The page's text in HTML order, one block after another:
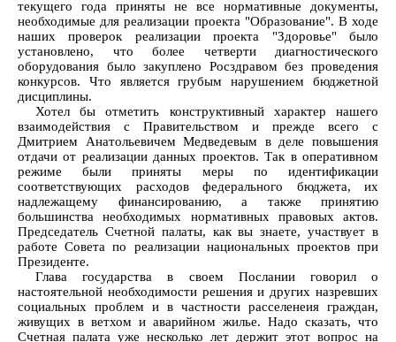
текущего года приняты не все нормативные документы,
необходимые для реализации проекта "Образование". В ходе
наших проверок реализации проекта "Здоровье" было
установлено, что более четверти диагностического
оборудования было закуплено Росздравом без проведения
конкурсов. Что является грубым нарушением бюджетной
дисциплины.
Хотел бы отметить конструктивный характер нашего
взаимодействия с Правительством и прежде всего с
Дмитрием Анатольевичем Медведевым в деле повышения
отдачи от реализации данных проектов. Так в оперативном
режиме были приняты меры по идентификации
соответствующих расходов федерального бюджета, их
надлежащему финансированию, а также принятию
большинства необходимых нормативных правовых актов.
Председатель Счетной палаты, как вы знаете, участвует в
работе Совета по реализации национальных проектов при
Президенте.
Глава государства в своем Послании говорил о
настоятельной необходимости решения и других назревших
социальных проблем и в частности расселенеия граждан,
живущих в ветхом и аварийном жилье. Надо сказать, что
Счетная палата уже несколько лет держит этот вопрос на